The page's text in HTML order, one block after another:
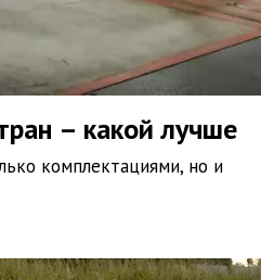
– какой лучше
комплектациями, но и